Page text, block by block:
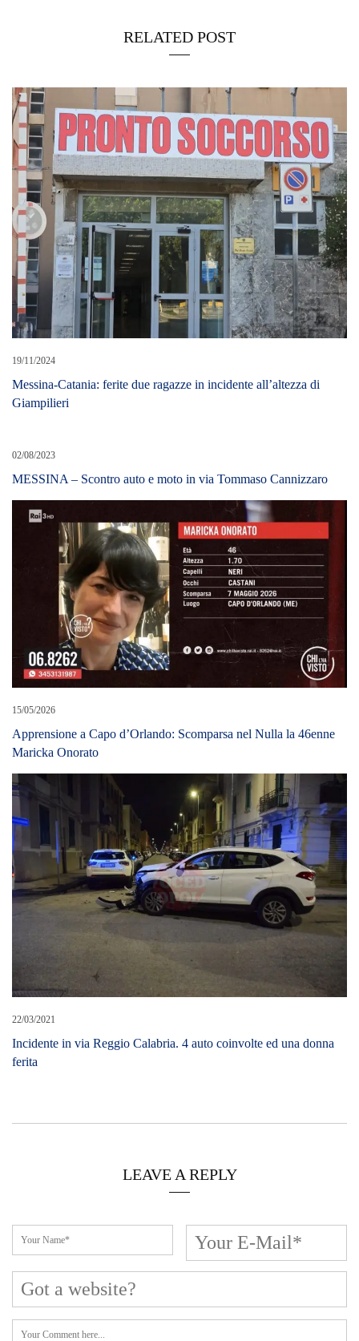
19/11/2024
Messina-Catania: ferite due ragazze in incidente all’altezza di
Giampilieri
02/08/2023
MESSINA – Scontro auto e moto in via Tommaso Cannizzaro
15/05/2026
Apprensione a Capo d’Orlando: Scomparsa nel Nulla la 46enne
Maricka Onorato
22/03/2021
Incidente in via Reggio Calabria. 4 auto coinvolte ed una donna
ferita
LEAVE A REPLY
Cerca L’articolo